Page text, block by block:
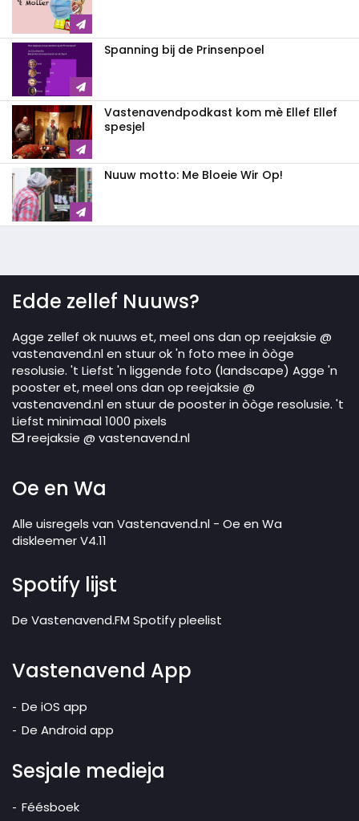
Spanning bij de Prinsenpoel
Vastenavendpodkast kom mè Ellef Ellef
spesjel
Nuuw motto: Me Bloeie Wir Op!
Edde zellef Nuuws?
Agge zellef ok nuuws et, meel ons dan op reejaksie @
vastenavend.nl en stuur ok 'n foto mee in òòge
resolusie. 't Liefst 'n liggende foto (landscape) Agge 'n
pooster et, meel ons dan op reejaksie @
vastenavend.nl en stuur de pooster in òòge resolusie. 't
Liefst minimaal 1000 pixels
reejaksie @ vastenavend.nl
Oe en Wa
Alle uisregels van Vastenavend.nl - Oe en Wa
diskleemer V4.11
Spotify lijst
De Vastenavend.FM Spotify pleelist
Vastenavend App
De iOS app
De Android app
Sesjale medieja
Féésboek